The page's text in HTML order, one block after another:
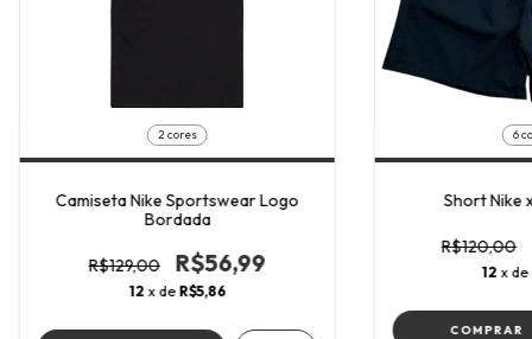
2 cores
Camiseta Nike Sportswear Logo
Bordada
R$129,00 R$56,99
12 x de R$5,86
6
Short Nike
R$120,00
12 x de
COMPRAR